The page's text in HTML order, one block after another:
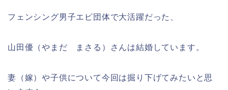
フェンシング男子エピ団体で大活躍だった、
山田優（やまだ まさる）さんは結婚しています。
妻（嫁）や子供について今回は掘り下げてみたいと思